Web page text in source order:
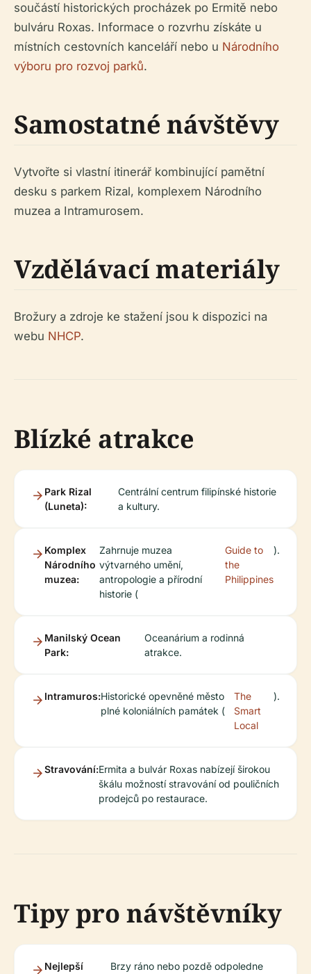
součástí historických procházek po Ermitě nebo
bulváru Roxas. Informace o rozvrhu získáte u
místních cestovních kanceláří nebo u Národního
výboru pro rozvoj parků.
Samostatné návštěvy
Vytvořte si vlastní itinerář kombinující pamětní
desku s parkem Rizal, komplexem Národního
muzea a Intramurosem.
Vzdělávací materiály
Brožury a zdroje ke stažení jsou k dispozici na
webu NHCP.
Blízké atrakce
Park Rizal
(Luneta):
Centrální centrum filipínské historie
a kultury.
Komplex
Národního
muzea:
Zahrnuje muzea
výtvarného umění,
antropologie a přírodní
historie (
Guide to
the
Philippines
).
Manilský Ocean
Park:
Oceanárium a rodinná
atrakce.
Intramuros:Historické opevněné město
plné koloniálních památek (
The
Smart
Local
).
Stravování:Ermita a bulvár Roxas nabízejí širokou
škálu možností stravování od pouličních
prodejců po restaurace.
Tipy pro návštěvníky
Nejlepší
Brzy ráno nebo pozdě odpoledne